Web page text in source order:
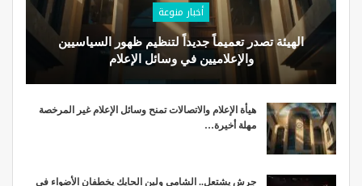
أخبار منوعة
الهيئة تصدر تعميماً جديداً لتنظيم ظهور السياسيين
والإعلاميين في وسائل الإعلام
هيأة الإعلام والاتصالات تمنح وسائل الإعلام غير المرخصة
مهلة أخيرة…
جرش يشتعل.. الشامي ولين الحايك يخطفان الأضواء في